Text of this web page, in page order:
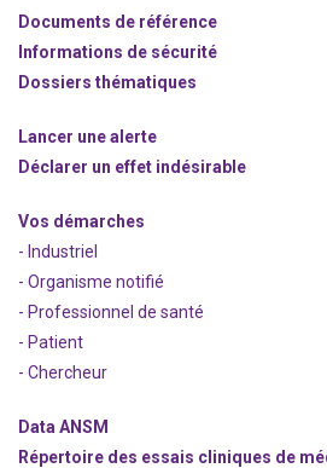
Documents de référence
Informations de sécurité
Dossiers thématiques
Lancer une alerte
Déclarer un effet indésirable
Vos démarches
- Industriel
- Organisme notifié
- Professionnel de santé
- Patient
- Chercheur
Data ANSM
Répertoire des essais cliniques de